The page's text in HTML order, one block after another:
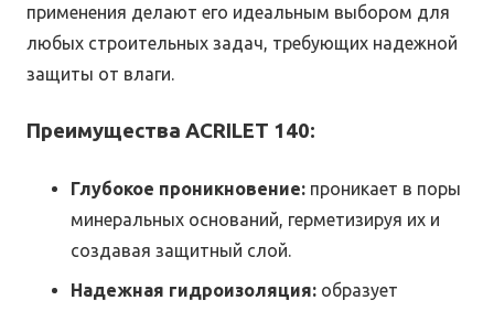
применения делают его идеальным выбором для
любых строительных задач, требующих надежной
защиты от влаги.
Преимущества ACRILET 140:
Глубокое проникновение: проникает в поры
минеральных оснований, герметизируя их и
создавая защитный слой.
Надежная гидроизоляция: образует